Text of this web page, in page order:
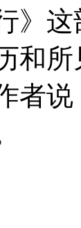
》
和
者